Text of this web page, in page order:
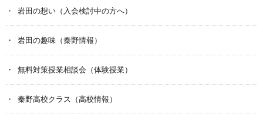
岩田の想い（入会検討中の方へ）
岩田の趣味（秦野情報）
無料対策授業相談会（体験授業）
秦野高校クラス（高校情報）